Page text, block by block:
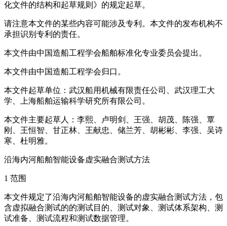
化文件的结构和起草规则》的规定起草。
请注意本文件的某些内容可能涉及专利。本文件的发布机构不
承担识别专利的责任。
本文件由中国造船工程学会船舶标准化专业委员会提出。
本文件由中国造船工程学会归口。
本文件起草单位：武汉船用机械有限责任公司、武汉理工大
学、上海船舶运输科学研究所有限公司。
本文件主要起草人：李熙、卢明剑、王强、胡茂、陈强、覃
刚、王恒智、甘正林、王献忠、储兰芳、胡彬彬、李强、吴诗
寒、杜明雅。
沿海内河船舶智能设备虚实融合测试方法
1 范围
本文件规定了沿海内河船舶智能设备的虚实融合测试方法，包
含虚拟融合测试的的测试目的、测试对象、测试体系架构、测
试准备、测试流程和测试数据管理。